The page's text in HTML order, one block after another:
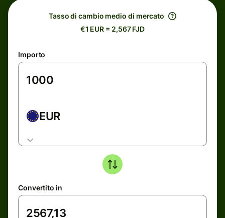
Tasso di cambio medio di mercato
€1 EUR = 2,567 FJD
Importo
EUR
Convertito in